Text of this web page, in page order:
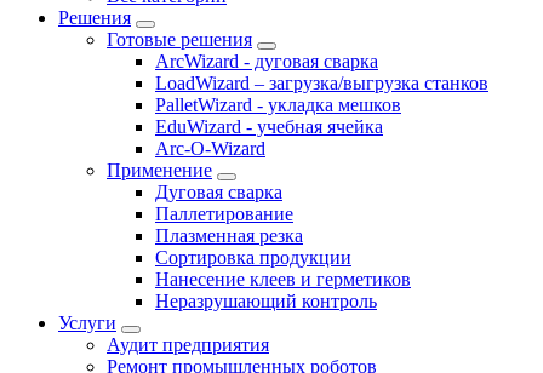
Решения
Готовые решения
ArcWizard - дуговая сварка
LoadWizard – загрузка/выгрузка станков
PalletWizard - укладка мешков
EduWizard - учебная ячейка
Arc-O-Wizard
Применение
Дуговая сварка
Паллетирование
Плазменная резка
Сортировка продукции
Нанесение клеев и герметиков
Неразрушающий контроль
Услуги
Аудит предприятия
Ремонт промышленных роботов